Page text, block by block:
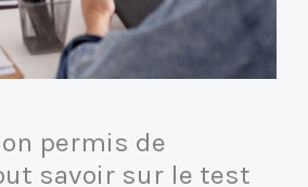
permis de
savoir sur le test